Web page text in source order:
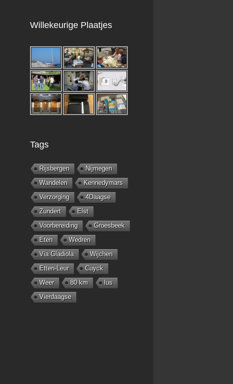
Willekeurige Plaatjes
Tags
Rijsbergen
Nijmegen
Wandelen
Kennedymars
Verzorging
4Daagse
Zundert
Elst
Voorbereiding
Groesbeek
Eten
Wedren
Via Gladiola
Wijchen
Etten-Leur
Cuyck
Weer
80 km
lus
Vierdaagse